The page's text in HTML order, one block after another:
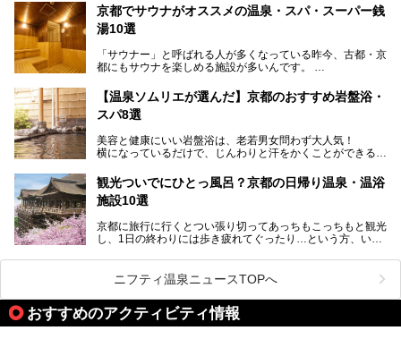
ます。
───
この記事は京都府舞鶴市のPR記事です。
今回は、そんな京都府で2025年現在おすすめのスーパー銭
湯を紹介します。
部でレジャー気分を満喫できる温泉施設まで、好みのスーパ
ー銭湯を探してみてくださいね。
京都でサウナがオススメの温泉・スパ・スーパー銭
湯10選
「サウナー」と呼ばれる人が多くなっている昨今、古都・京
都にもサウナを楽しめる施設が多いんです。
自分の好きなサウナを探すのもいいですが、さまざまなサウ
ナを体感してみたいですよね。
のある温浴施設を紹介します。
ウナを楽しみましょう！
【温泉ソムリエが選んだ】京都のおすすめ岩盤浴・
スパ8選
美容と健康にいい岩盤浴は、老若男女問わず大人気！
横になっているだけで、じんわりと汗をかくことができるの
地元の方はもちろん、旅先としても人気の京都。
観光のついでに岩盤浴のある温泉に浸かってリフレッシュす
今回は京都にある岩盤浴のある施設をピックアップしてご紹
観光ついでにひとっ風呂？京都の日帰り温泉・温浴
施設10選
京都に旅行に行くとつい張り切ってあっちもこっちもと観光
し、1日の終わりには歩き疲れてぐったり…という方、いま
そんな疲れた身体には温泉です！京都には、市内にも郊外に
も素晴らしい温泉がたくさんあります。そこで、日帰り利用
できるおすすめの温泉・温浴施設をまとめてみました。
ニフティ温泉ニュースTOPへ
おすすめのアクティビティ情報